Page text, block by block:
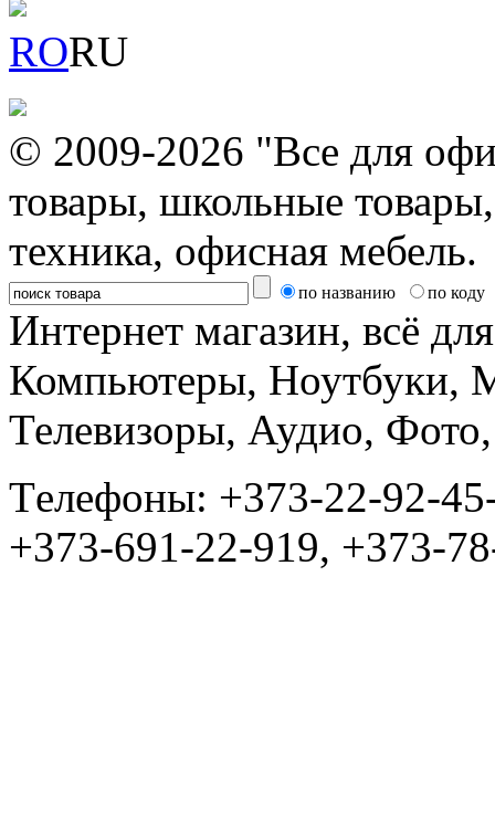
RORU
© 2009-2026 "Все для
товары, школьные
техника, офисная мебель.
по названию по коду
Интернет магазин, всё
Компьютеры, Ноутбуки,
Телевизоры, Аудио,
Tелефоны: +373-22-92-
+373-691-22-919, +373-